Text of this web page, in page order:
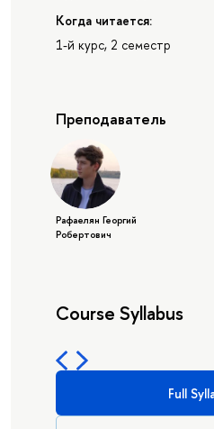
Когда читается:
1-й курс, 2 семестр
Преподаватель
Рафаелян Георгий
Робертович
Course Syllabus
Full